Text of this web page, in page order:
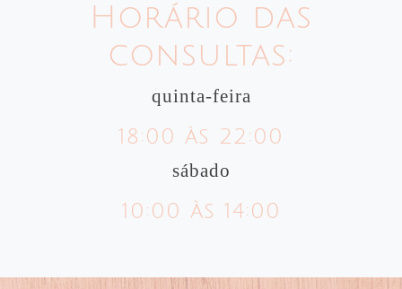
Horário das
consultas:
quinta-feira
18:00 às 22:00
sábado
10:00 às 14:00